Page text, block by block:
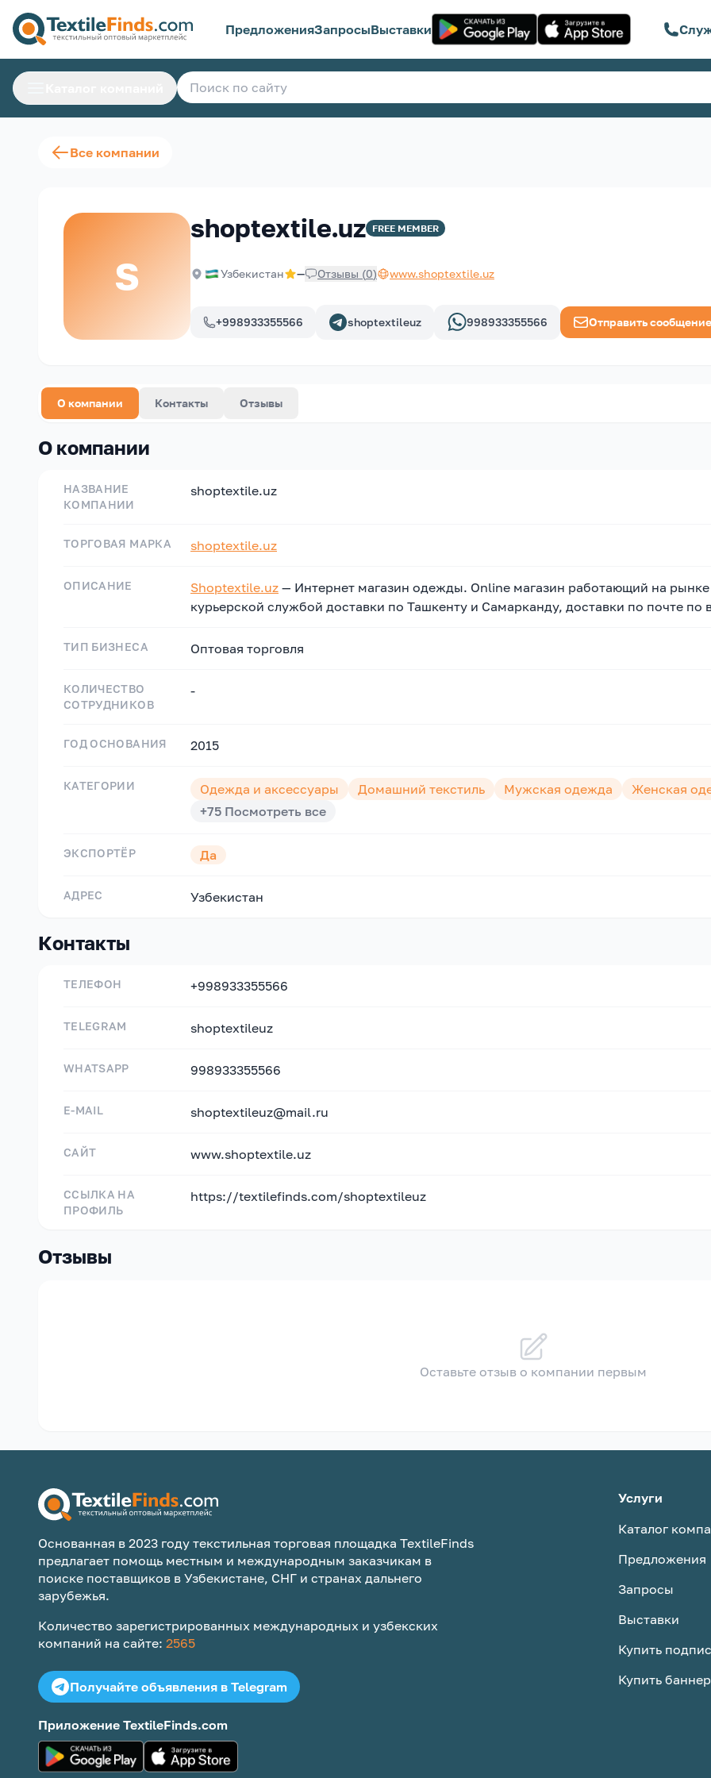
ПредложенияЗапросыВыставки
Все компании
S
shoptextile.uz FREE MEMBER
Узбекистан — Отзывы (0) www.shoptextile.uz
+998933355566 shoptextileuz 998933355566 Отправить сообщение
О компании Контакты Отзывы
О компании
НАЗВАНИЕ
КОМПАНИИ
shoptextile.uz
ТОРГОВАЯ МАРКА shoptextile.uz
ОПИСАНИЕ Shoptextile.uz — Интернет магазин одежды. Online магазин работающий на рынке
курьерской службой доставки по Ташкенту и Самарканду, доставки по почте по
ТИП БИЗНЕСА Оптовая торговля
КОЛИЧЕСТВО
СОТРУДНИКОВ
-
ГОД ОСНОВАНИЯ 2015
КАТЕГОРИИ Одежда и аксессуары Домашний текстиль Мужская одежда Женская
+75 Посмотреть все
ЭКСПОРТЁР Да
АДРЕС Узбекистан
Контакты
ТЕЛЕФОН +998933355566
TELEGRAM shoptextileuz
WHATSAPP 998933355566
E-MAIL shoptextileuz@mail.ru
САЙТ www.shoptextile.uz
ССЫЛКА НА
ПРОФИЛЬ
https://textilefinds.com/shoptextileuz
Отзывы
Оставьте отзыв о компании первым
Основанная в 2023 году текстильная торговая площадка TextileFinds
предлагает помощь местным и международным заказчикам в
поиске поставщиков в Узбекистане, СНГ и странах дальнего
зарубежья.
Количество зарегистрированных международных и узбекских
компаний на сайте: 2565
Получайте объявления в Telegram
Приложение TextileFinds.com
Услуги
Каталог
Предложения
Запросы
Выставки
Купить
Купить баннер